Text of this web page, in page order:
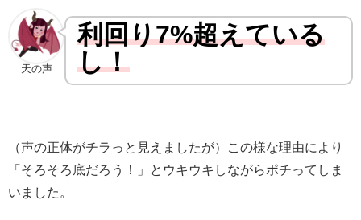
天の声
利回り7%超えている
し！
（声の正体がチラっと見えましたが）この様な理由により
「そろそろ底だろう！」
とウキウキしながらポチってしま
いました。